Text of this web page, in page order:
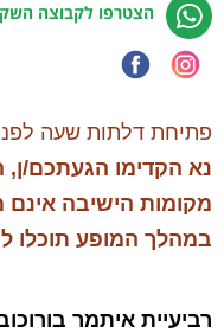
הצטרפו לקבוצה
פתיחת דלתות שעה
נא הקדימו
מקומות הישיבה אינם
במהלך המופע תוכלו
רביעיית איתמר